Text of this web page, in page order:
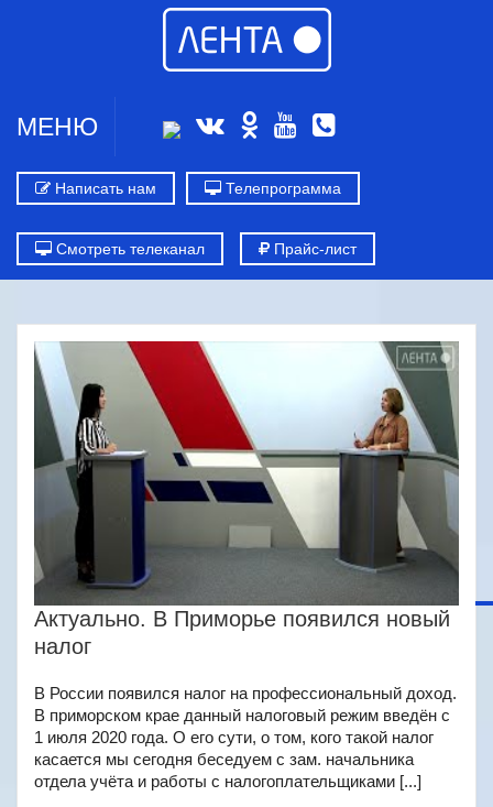
МЕНЮ
Написать нам Телепрограмма
Смотреть телеканал Прайс-лист
Актуально. В Приморье появился новый
налог
В России появился налог на профессиональный доход.
В приморском крае данный налоговый режим введён с
1 июля 2020 года. О его сути, о том, кого такой налог
касается мы сегодня беседуем с зам. начальника
отдела учёта и работы с налогоплательщиками [...]